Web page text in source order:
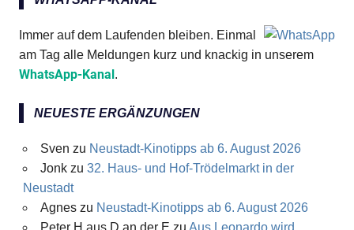
Immer auf dem Laufenden bleiben. Einmal
am Tag alle Meldungen kurz und knackig in unserem
WhatsApp-Kanal.
NEUESTE ERGÄNZUNGEN
Sven zu Neustadt-Kinotipps ab 6. August 2026
Jonkzu 32. Haus- und Hof-Trödelmarkt in der
Neustadt
Agneszu Neustadt-Kinotipps ab 6. August 2026
Peter H aus D an der E zu Aus Leonardo wird